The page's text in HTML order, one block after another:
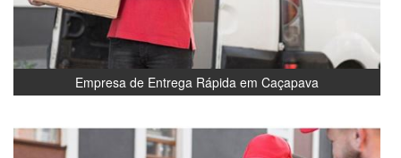
Empresa de Entrega Rápida em Caçapava